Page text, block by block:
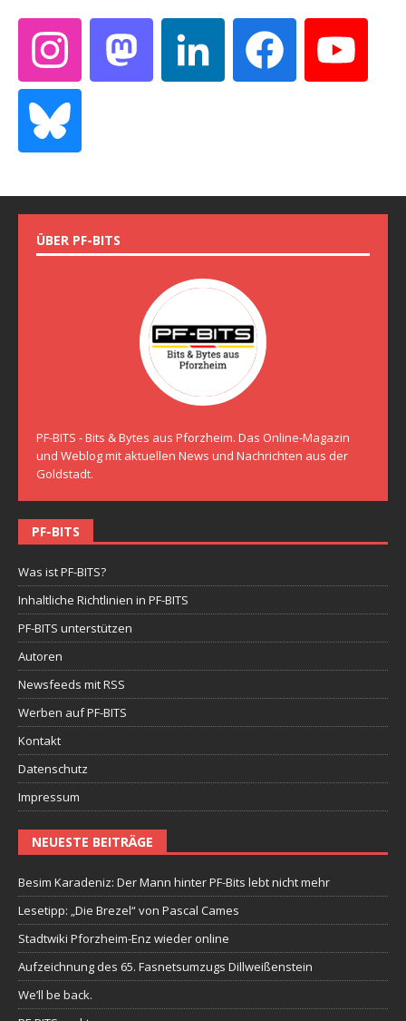
ÜBER PF-BITS
PF-BITS - Bits & Bytes aus Pforzheim. Das Online-Magazin
und Weblog mit aktuellen News und Nachrichten aus der
Goldstadt.
PF-BITS
Was ist PF-BITS?
Inhaltliche Richtlinien in PF-BITS
PF-BITS unterstützen
Autoren
Newsfeeds mit RSS
Werben auf PF-BITS
Kontakt
Datenschutz
Impressum
NEUESTE BEITRÄGE
Besim Karadeniz: Der Mann hinter PF-Bits lebt nicht mehr
Lesetipp: „Die Brezel“ von Pascal Cames
Stadtwiki Pforzheim-Enz wieder online
Aufzeichnung des 65. Fasnetsumzugs Dillweißenstein
We’ll be back.